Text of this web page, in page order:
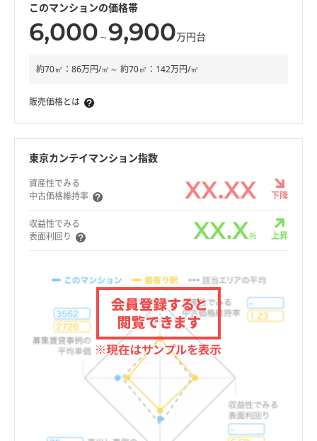
このマンションの価格帯
6,000 ～9,900万円台
約70㎡：86万円/㎡～ 約70㎡：142万円/㎡
販売価格とは
東京カンテイマンション指数
資産性でみる
中古価格維持率
XX.XX 下降
収益性でみる
表面利回り
XX.X% 上昇